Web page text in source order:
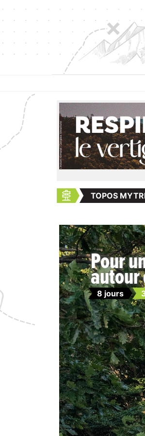
TOPOS
Pour
autour
8 jours